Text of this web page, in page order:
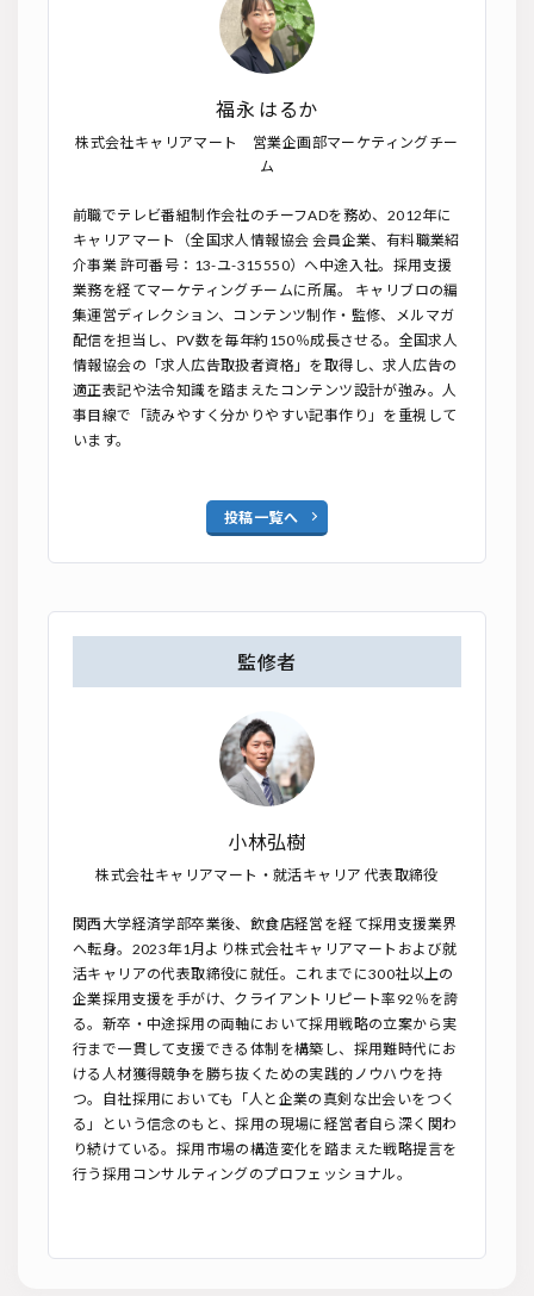
福永 はるか
株式会社キャリアマート 営業企画部マーケティングチー
ム
前職でテレビ番組制作会社のチーフADを務め、2012年に
キャリアマート（全国求人情報協会 会員企業、有料職業紹
介事業 許可番号：13-ユ-315550）へ中途入社。採用支援
業務を経てマーケティングチームに所属。 キャリブロの編
集運営ディレクション、コンテンツ制作・監修、メルマガ
配信を担当し、PV数を毎年約150％成長させる。全国求人
情報協会の「求人広告取扱者資格」を取得し、求人広告の
適正表記や法令知識を踏まえたコンテンツ設計が強み。人
事目線で「読みやすく分かりやすい記事作り」を重視して
います。
投稿一覧へ
監修者
小林弘樹
株式会社キャリアマート・就活キャリア 代表取締役
関西大学経済学部卒業後、飲食店経営を経て採用支援業界
へ転身。2023年1月より株式会社キャリアマートおよび就
活キャリアの代表取締役に就任。これまでに300社以上の
企業採用支援を手がけ、クライアントリピート率92％を誇
る。新卒・中途採用の両軸において採用戦略の立案から実
行まで一貫して支援できる体制を構築し、採用難時代にお
ける人材獲得競争を勝ち抜くための実践的ノウハウを持
つ。自社採用においても「人と企業の真剣な出会いをつく
る」という信念のもと、採用の現場に経営者自ら深く関わ
り続けている。採用市場の構造変化を踏まえた戦略提言を
行う採用コンサルティングのプロフェッショナル。